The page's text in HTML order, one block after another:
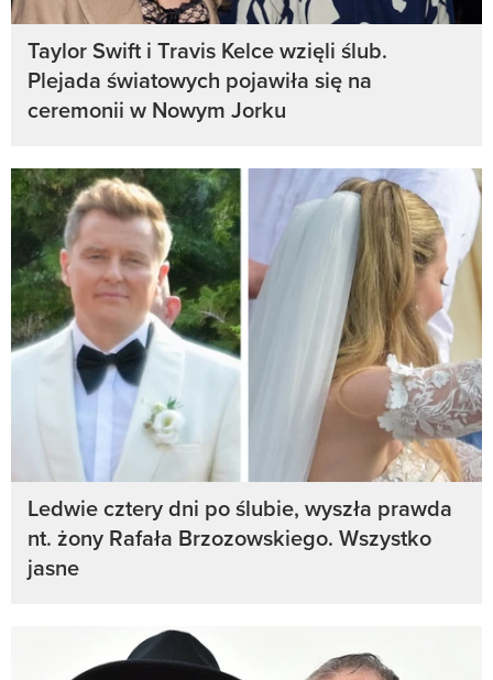
Taylor Swift i Travis Kelce wzięli ślub.
Plejada światowych pojawiła się na
ceremonii w Nowym Jorku
Ledwie cztery dni po ślubie, wyszła prawda
nt. żony Rafała Brzozowskiego. Wszystko
jasne